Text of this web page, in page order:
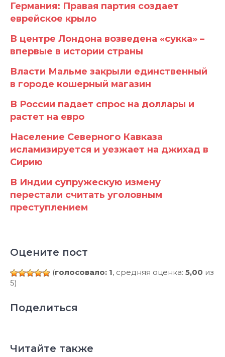
Германия: Правая партия создает
еврейское крыло
В центре Лондона возведена «сукка» –
впервые в истории страны
Власти Мальме закрыли единственный
в городе кошерный магазин
В России падает спрос на доллары и
растет на евро
Население Северного Кавказа
исламизируется и уезжает на джихад в
Сирию
В Индии супружескую измену
перестали считать уголовным
преступлением
Оцените пост
(голосовало: 1, средняя оценка: 5,00 из
5)
Поделиться
Читайте также